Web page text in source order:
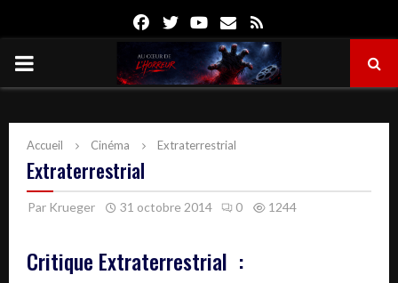
FacebookTwitterYoutube
Email
PRIMARY
Accueil Cinéma Extraterrestrial
Extraterrestrial
Par Krueger 31 octobre 2014 0 1244
Critique Extraterrestrial :